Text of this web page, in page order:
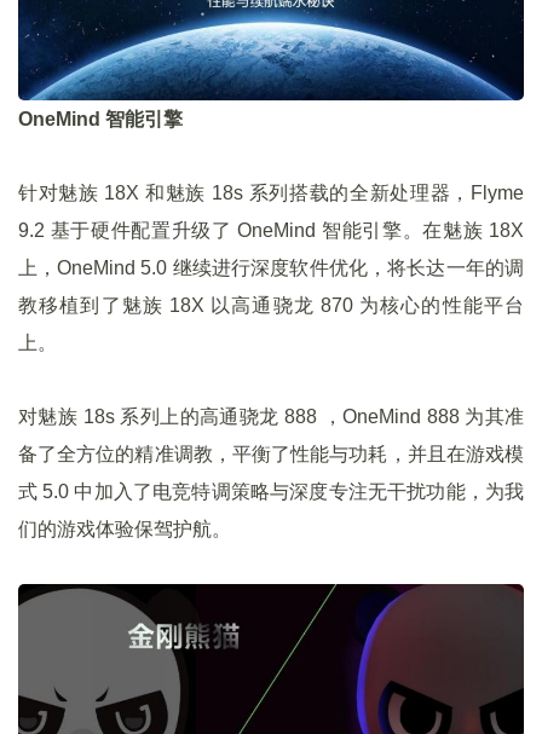
OneMind 智能引擎
针对魅族 18X 和魅族 18s 系列搭载的全新处理器，Flyme
9.2 基于硬件配置升级了 OneMind 智能引擎。在魅族 18X
上，OneMind 5.0 继续进行深度软件优化，将长达一年的调
教移植到了魅族 18X 以高通骁龙 870 为核心的性能平台
上。
对魅族 18s 系列上的高通骁龙 888 ，OneMind 888 为其准
备了全方位的精准调教，平衡了性能与功耗，并且在游戏模
式 5.0 中加入了电竞特调策略与深度专注无干扰功能，为我
们的游戏体验保驾护航。